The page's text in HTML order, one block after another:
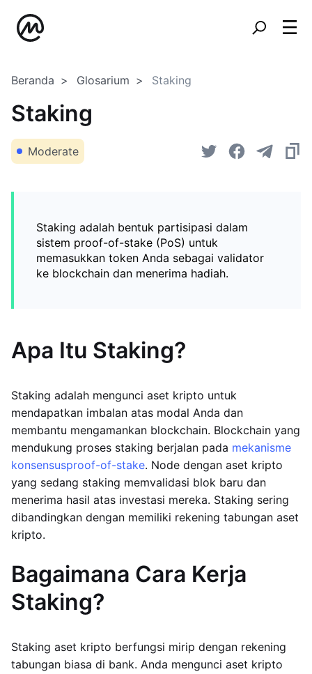
Beranda Glosarium Staking
Staking
Moderate
Staking adalah bentuk partisipasi dalam
sistem proof-of-stake (PoS) untuk
memasukkan token Anda sebagai validator
ke blockchain dan menerima hadiah.
Apa Itu Staking?
Staking adalah mengunci aset kripto untuk
mendapatkan imbalan atas modal Anda dan
membantu mengamankan blockchain. Blockchain yang
mendukung proses staking berjalan pada mekanisme
konsensusproof-of-stake. Node dengan aset kripto
yang sedang staking memvalidasi blok baru dan
menerima hasil atas investasi mereka. Staking sering
dibandingkan dengan memiliki rekening tabungan aset
kripto.
Bagaimana Cara Kerja
Staking?
Staking aset kripto berfungsi mirip dengan rekening
tabungan biasa di bank. Anda mengunci aset kripto